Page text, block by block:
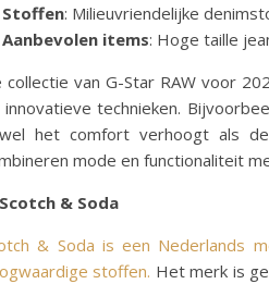
Stoffen: Milieuvriendelijke
Aanbevolen items: Hoge taille
collectie van G-Star RAW voor
innovatieve technieken.
het comfort verhoogt als de
mode en functionaliteit
& Soda
& Soda is een Nederlands
stoffen. Het merk is